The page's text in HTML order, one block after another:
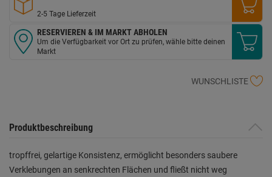
2-5 Tage Lieferzeit
RESERVIEREN & IM MARKT ABHOLEN
Um die Verfügbarkeit vor Ort zu prüfen, wähle bitte deinen
Markt
WUNSCHLISTE
Produktbeschreibung
tropffrei, gelartige Konsistenz, ermöglicht besonders saubere
Verklebungen an senkrechten Flächen und fließt nicht weg